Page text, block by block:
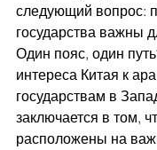
следующий вопрос:
государства важны
Один пояс, один
интереса Китая к
государствам в
заключается в том,
расположены на